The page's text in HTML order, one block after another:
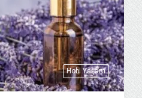
Hobi Yaşam